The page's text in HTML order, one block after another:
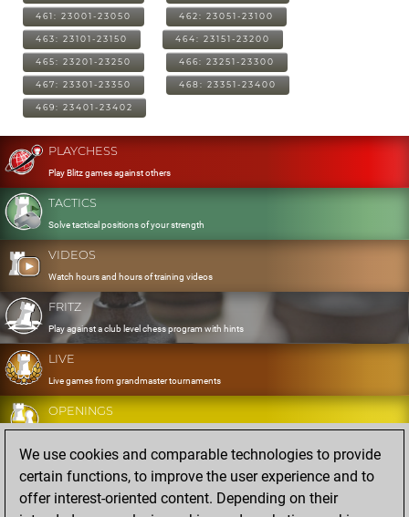
461: 23001-23050 462: 23051-23100
463: 23101-23150 464: 23151-23200
465: 23201-23250 466: 23251-23300
467: 23301-23350 468: 23351-23400
469: 23401-23402
PLAYCHESS
Play Blitz games against others
TACTICS
Solve tactical positions of your strength
VIDEOS
Watch hours and hours of training videos
FRITZ
Play against a club level chess program with hints
LIVE
Live games from grandmaster tournaments
OPENINGS
Develop and exercise your openings
DATABASE
Eight million strong games
We use cookies and comparable technologies to provide
certain functions, to improve the user experience and to
offer interest-oriented content. Depending on their